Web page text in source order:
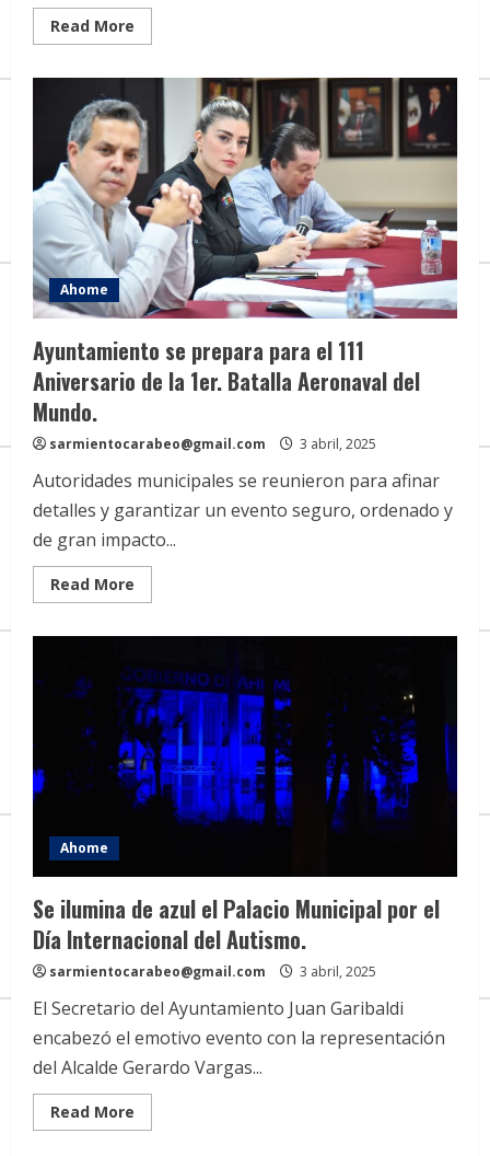
Read More
more
multiplica
beneficiados
con
la
entrega
de
alimentos
en
el
Valle
del
Carrizo.
Ahome
Ayuntamiento se prepara para el 111
Aniversario de la 1er. Batalla Aeronaval del
Mundo.
sarmientocarabeo@gmail.com 3 abril, 2025
Autoridades municipales se reunieron para afinar
detalles y garantizar un evento seguro, ordenado y
de gran impacto...
Read More
more
para
el
111
Aniversario
de
la
1er.
Batalla
Aeronaval
del
Mundo.
Ahome
Se ilumina de azul el Palacio Municipal por el
Día Internacional del Autismo.
sarmientocarabeo@gmail.com 3 abril, 2025
El Secretario del Ayuntamiento Juan Garibaldi
encabezó el emotivo evento con la representación
del Alcalde Gerardo Vargas...
Read More
more